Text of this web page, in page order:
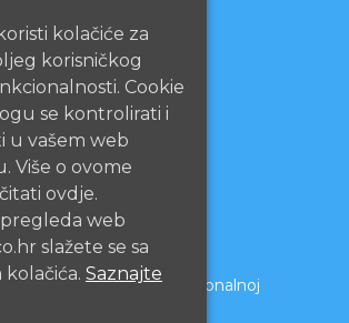
mrežnih stranica
potpisan ugovor o funkcionalnoj
kolačiće za
korisničkog
Cookie
se kontrolirati i
u vašem web
Više o ovome
ovdje.
web
slažete se sa
Saznajte